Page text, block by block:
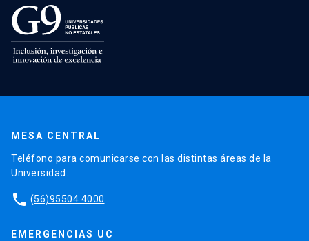
MESA CENTRAL
Teléfono para comunicarse con las distintas áreas de la
Universidad.
phone (56)95504 4000
EMERGENCIAS UC